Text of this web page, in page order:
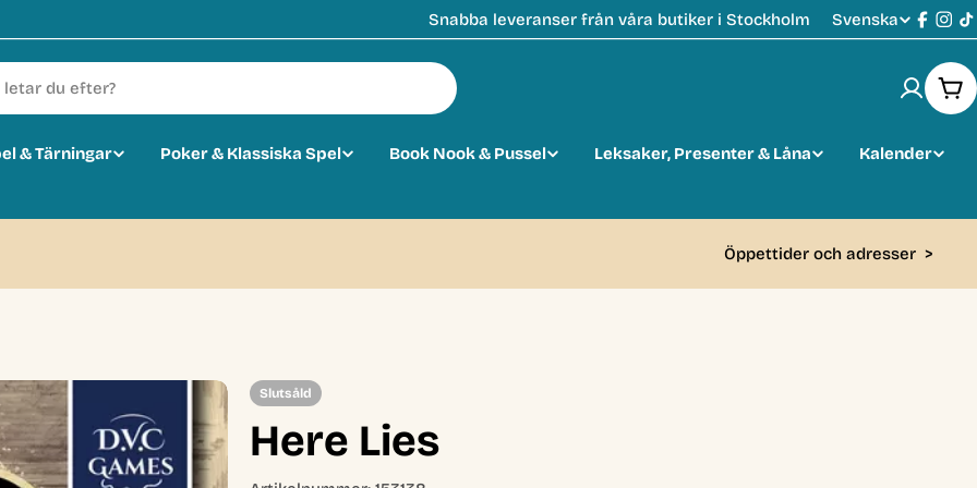
Snabba leveranser från våra butiker i Stockholm
S
k
Svenska
& Tärningar Poker & Klassiska Spel Book Nook & Pussel Leksaker, Presenter & Låna
Kalender
Öppettider och adresser >
Slutsåld
Here Lies